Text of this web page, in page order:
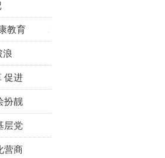
教育
浪
促进
扮靓
层党
营商